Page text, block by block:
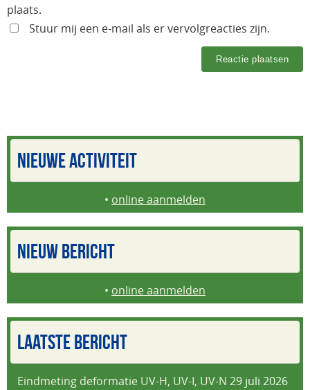
plaats.
Stuur mij een e-mail als er vervolgreacties zijn.
NIEUWE ACTIVITEIT
• online aanmelden
NIEUW BERICHT
• online aanmelden
LAATSTE BERICHT
Eindmeting deformatie UV-H, UV-I, UV-N 29 juli 2026